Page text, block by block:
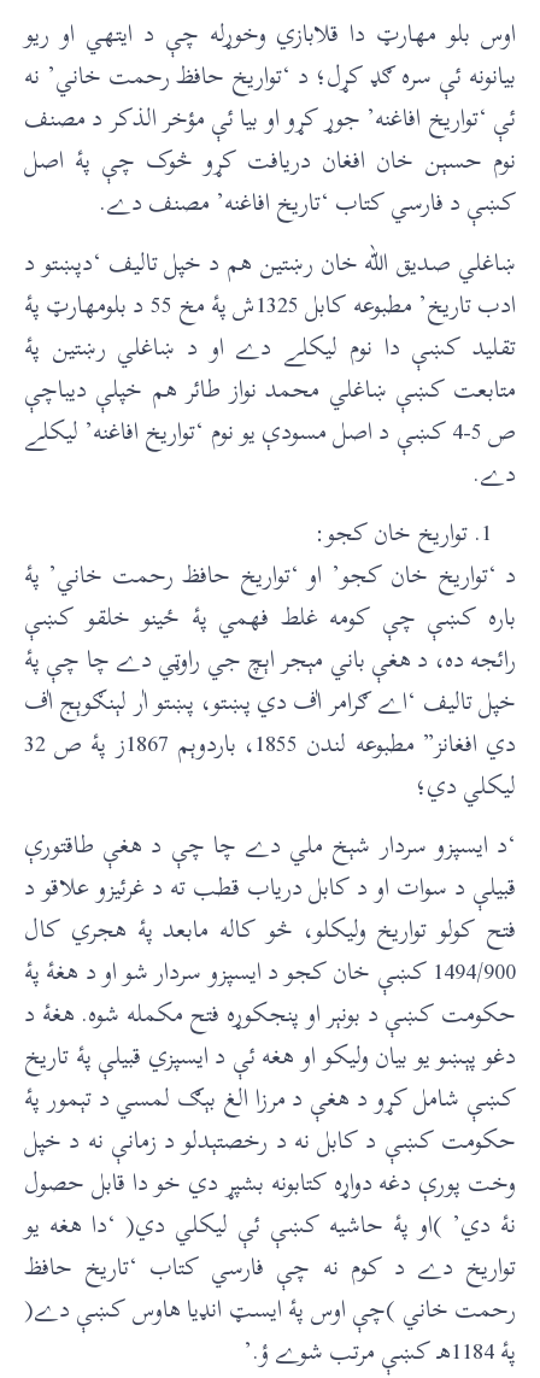
اوس بلو مهارټ دا قلابازي وخوړله چې د ايتهي او ريو
بيانونه ئې سره ګډ کړل؛ د ‘تواريخ حافظ رحمت خاني’ نه
ئې ‘تواريخ افاغنه’ جوړ کړو او بيا ئې مؤخر الذکر د مصنف
نوم حسېن خان افغان دريافت کړو څوک چې پۀ اصل
کښې د فارسي کتاب ‘تاريخ افاغنه’ مصنف دے.
ښاغلي صديق الله خان رښتين هم د خپل تاليف ‘دپښتو د
ادب تاريخ’ مطبوعه کابل 1325ش پۀ مخ 55 د بلومهارټ پۀ
تقليد کښې دا نوم ليکلے دے او د ښاغلي رښتين پۀ
متابعت کښې ښاغلي محمد نواز طائر هم خپلې ديباچې
ص 5-4 کښې د اصل مسودې يو نوم ‘تواريخ افاغنه’ ليکلے
دے.
تواريخ خان کجو:
د ‘تواريخ خان کجو’ او ‘تواريخ حافظ رحمت خاني’ پۀ
باره کښې چې کومه غلط فهمي پۀ ځينو خلقو کښې
رائجه ده، د هغې باني مېجر اېچ جي راوټي دے چا چې پۀ
خپل تاليف ‘اے ګرامر اٰف دي پښتو، پښتو اٰر لېنګوېج اٰف
دي افغانز” مطبوعه لندن 1855، باردوېم 1867ز پۀ ص 32
ليکلي دي؛
‘د ایسپزو سردار شېخ ملي دے چا چې د هغې طاقتورې
قبيلې د سوات او د کابل درياب قطب ته د غرئيزو علاقو د
فتح کولو تواريخ وليکلو، څو کاله مابعد پۀ هجري کال
1494/900 کښې خان کجو د ایسپزو سردار شو او د هغۀ پۀ
حکومت کښې د بونېر او پنجکوړه فتح مکمله شوه. هغۀ د
دغو پېښو يو بيان وليکو او هغه ئې د ایسپزي قبيلې پۀ تاريخ
کښې شامل کړو د هغې د مرزا الغ بېګ لمسي د تېمور پۀ
حکومت کښې د کابل نه د رخصتېدلو د زمانې نه د خپل
وخت پورې دغه دواړه کتابونه بشپړ دي خو دا قابل حصول
نۀ دي’ )او پۀ حاشيه کښې ئې ليکلي دي( ‘دا هغه يو
تواريخ دے د کوم نه چې فارسي کتاب ‘تاريخ حافظ
رحمت خاني )چې اوس پۀ ايسټ انډيا هاوس کښې دے(
پۀ 1184هـ کښې مرتب شوے ؤ.’